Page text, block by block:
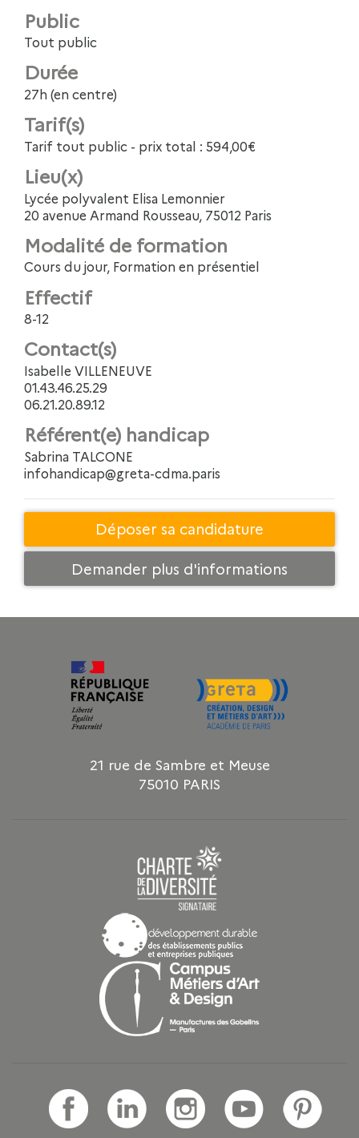
Public
Tout public
Durée
27h (en centre)
Tarif(s)
Tarif tout public - prix total : 594,00€
Lieu(x)
Lycée polyvalent Elisa Lemonnier
20 avenue Armand Rousseau, 75012 Paris
Modalité de formation
Cours du jour, Formation en présentiel
Effectif
8-12
Contact(s)
Isabelle VILLENEUVE
01.43.46.25.29
06.21.20.89.12
Référent(e) handicap
Sabrina TALCONE
infohandicap@greta-cdma.paris
Déposer sa candidature
Demander plus d'informations
21 rue de Sambre et Meuse
75010 PARIS